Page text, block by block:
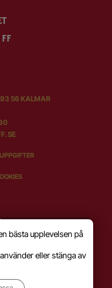
56 KALMAR
bästa upplevelsen på
eller stänga av